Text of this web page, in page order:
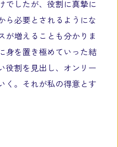
でしたが、役割に真摯に
ら必要とされるようにな
が増えることも分かりま
身を置き極めていった結
役割を見出し、オンリー
く。それが私の得意とす